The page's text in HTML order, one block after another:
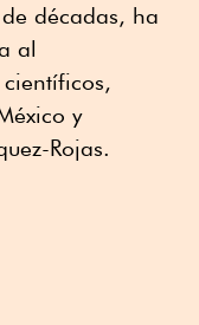
décadas, ha
al
y
Rojas.